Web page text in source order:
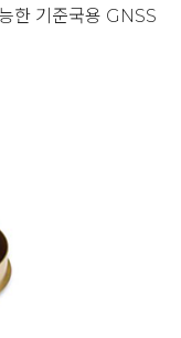
한 기준국용 GNSS